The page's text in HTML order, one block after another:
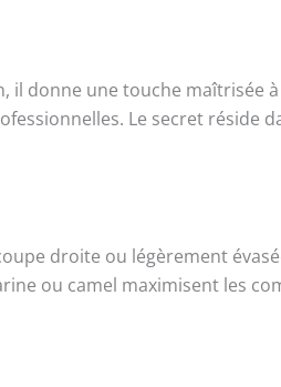
il donne une touche maîtrisée
Le secret réside
droite ou légèrement
ou camel maximisent les